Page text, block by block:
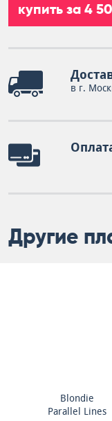
купить за 4
в г.
Другие
Blondie
Parallel Lines